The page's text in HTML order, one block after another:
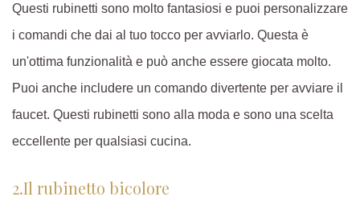
Questi rubinetti sono molto fantasiosi e puoi personalizzare
i comandi che dai al tuo tocco per avviarlo. Questa è
un'ottima funzionalità e può anche essere giocata molto.
Puoi anche includere un comando divertente per avviare il
faucet. Questi rubinetti sono alla moda e sono una scelta
eccellente per qualsiasi cucina.
2.Il rubinetto bicolore